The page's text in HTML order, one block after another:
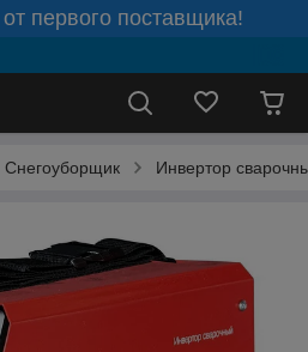
первого поставщика!
Снегоуборщик Инвертор